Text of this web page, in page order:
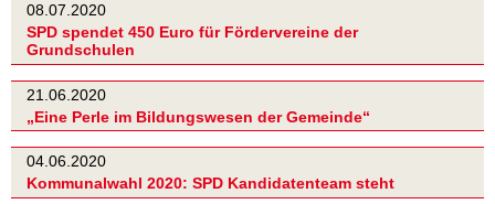
08.07.2020
SPD spendet 450 Euro für Fördervereine der
Grundschulen
21.06.2020
„Eine Perle im Bildungswesen der Gemeinde“
04.06.2020
Kommunalwahl 2020: SPD Kandidatenteam steht